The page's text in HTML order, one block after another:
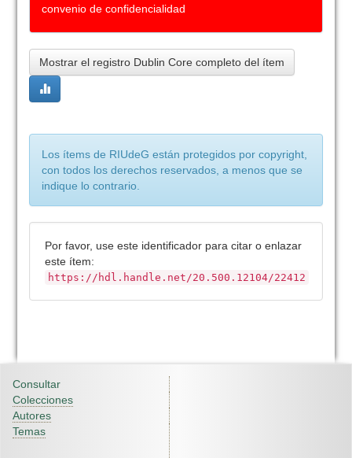
convenio de confidencialidad
Mostrar el registro Dublin Core completo del ítem
Los ítems de RIUdeG están protegidos por copyright,
con todos los derechos reservados, a menos que se
indique lo contrario.
Por favor, use este identificador para citar o enlazar
este ítem:
https://hdl.handle.net/20.500.12104/22412
Consultar
Colecciones
Autores
Temas